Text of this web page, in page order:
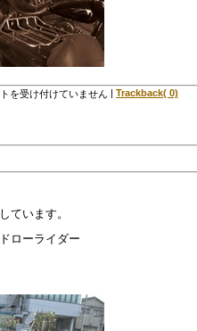
を受け付けていません | Trackback( 0)
ています。
ローライダー